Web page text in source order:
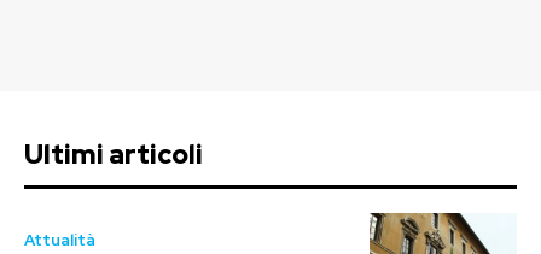
Ultimi articoli
Attualità